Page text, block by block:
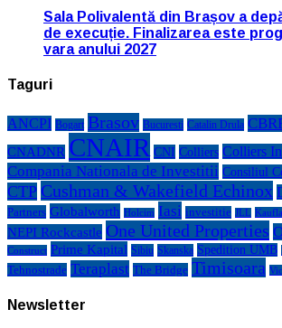
Sala Polivalentă din Brașov a
de execuție. Finalizarea este
vara anului 2027
Taguri
ANCPI Bogart Brasov Bucuresti Catalin Drula
CNADNR CNAIR CNI Colliers Colliers
Compania Nationala de Investitii Consiliul
CTP Cushman & Wakefield Echinox
Partners Globalworth Holcim Iasi investitie JLL
NEPI Rockcastle One United Properties
Construct Prime Kapital Sibiu Skanska Spedition UMB
Tehnostrade Teraplast The Bridge Timisoara
Newsletter